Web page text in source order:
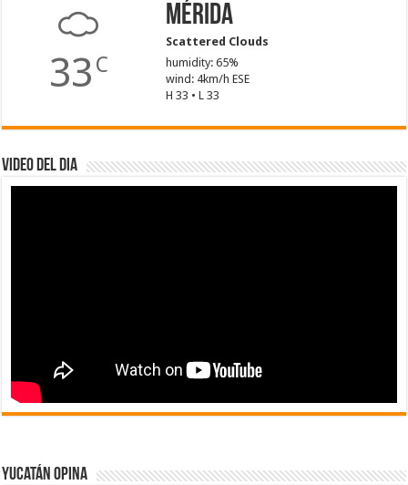
33 C
Mérida
Scattered Clouds
humidity: 65%
wind: 4km/h ESE
H 33 • L 33
Video del dia
Yucatán Opina